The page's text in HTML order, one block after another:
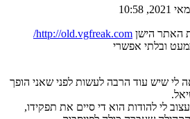
האתר הישן http://old.vgfreak.com/
ובלתי אפשרי
לי שיש עוד הרבה לעשות לפני שאני הופך
לי להודות הוא די סיים את תפקידו,